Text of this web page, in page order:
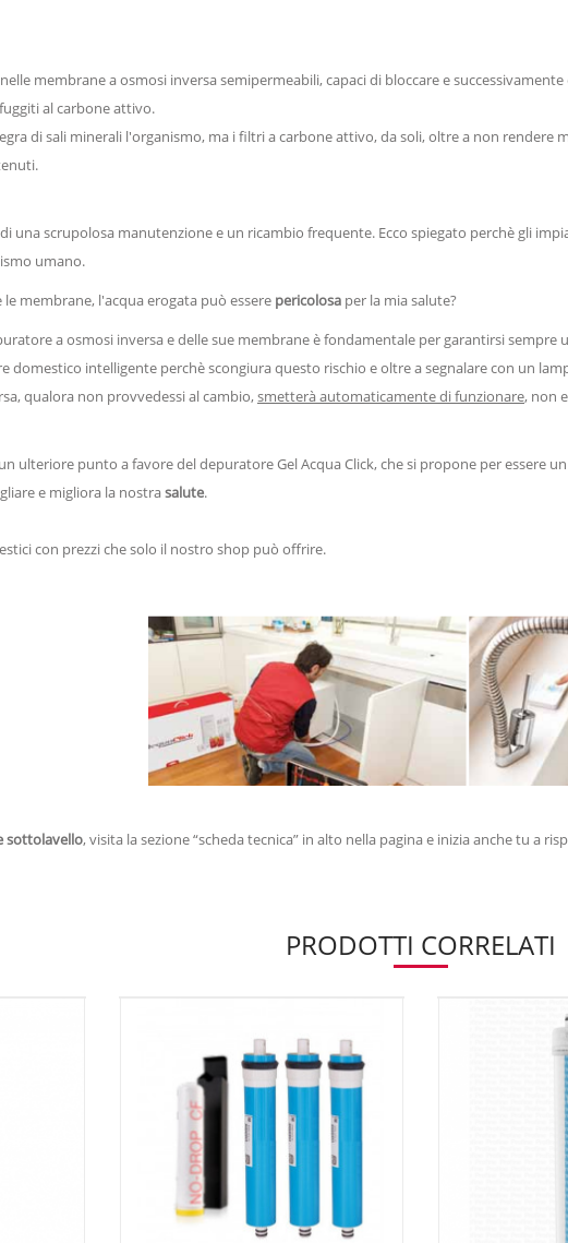
membrane a osmosi inversa semipermeabili, capaci di bloccare e
al carbone attivo.
di sali minerali l'organismo, ma i filtri a carbone attivo, da soli, oltre a non
una scrupolosa manutenzione e un ricambio frequente. Ecco spiegato perchè gli
umano.
membrane, l'acqua erogata può essere pericolosa per la mia salute?
a osmosi inversa e delle sue membrane è fondamentale per garantirsi sempre
domestico intelligente perchè scongiura questo rischio e oltre a segnalare con un
qualora non provvedessi al cambio,smetterà automaticamente di funzionare, non
ulteriore punto a favore del depuratore Gel Acqua Click, che si propone per essere
e migliora la nostrasalute.
con prezzi che solo il nostro shop può offrire.
sottolavello, visita la sezione “scheda tecnica” in alto nella pagina e inizia anche tu a
PRODOTTI CORRELATI